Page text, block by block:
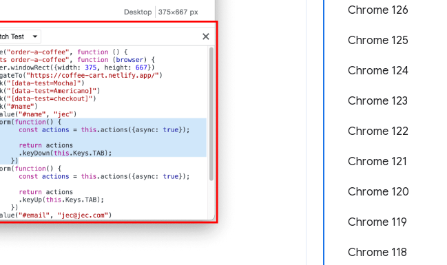
Chrome 126
Chrome 125
Chrome 124
Chrome 123
Chrome 122
Chrome 121
Chrome 120
Chrome 119
Chrome 118